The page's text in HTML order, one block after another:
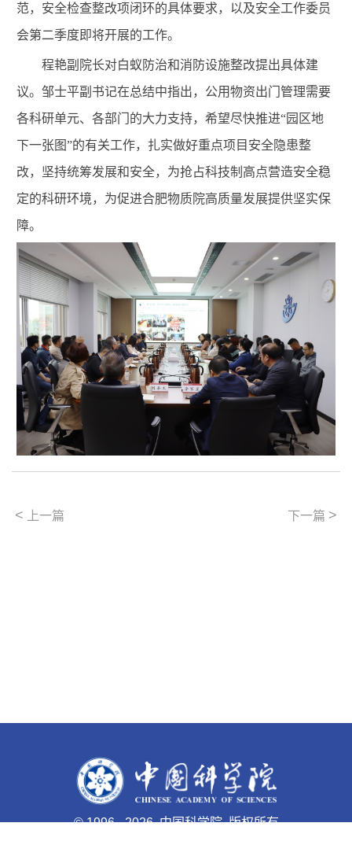
范，安全检查整改项闭环的具体要求，以及安全工作委员
会第二季度即将开展的工作。
程艳副院长对白蚁防治和消防设施整改提出具体建
议。邹士平副书记在总结中指出， 公用物资出门管理需要
各科研单元、各部门的大力支持，希望尽快推进“园区地
下一张图”的有关工作，扎实做好重点项目安全隐患整
改，坚持统筹发展和安全，为抢占科技制高点营造安全稳
定的科研环境，为促进合肥物质院高质量发展提供坚实保
障。
< 上一篇 下一篇 >
© 1996 -2026 中国科学院 版权所有